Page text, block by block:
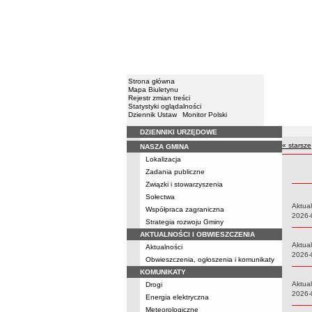
Strona główna
Mapa Biuletynu
Rejestr zmian treści
Statystyki oglądalności
Dziennik Ustaw
Monitor Polski
Menu
DZIENNIKI URZĘDOWE
NASZA GMINA
Lokalizacja
Zadania publiczne
Związki i stowarzyszenia
Sołectwa
Współpraca zagraniczna
Strategia rozwoju Gminy
AKTUALNOŚCI I OBWIESZCZENIA
Aktualności
Obwieszczenia, ogłoszenia i komunikaty
KOMUNIKATY
Drogi
Energia elektryczna
Meteorologiczne
Rejestr
« starsze
Data:
Data:
Data:
2026-